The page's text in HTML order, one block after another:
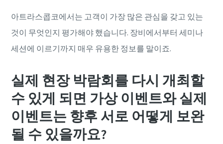
아트라스콥코에서는 고객이 가장 많은 관심을 갖고 있는
것이 무엇인지 평가해야 했습니다. 장비에서부터 세미나
세션에 이르기까지 매우 유용한 정보를 말이죠.
실제 현장 박람회를 다시 개최할
수 있게 되면 가상 이벤트와 실제
이벤트는 향후 서로 어떻게 보완
될 수 있을까요?